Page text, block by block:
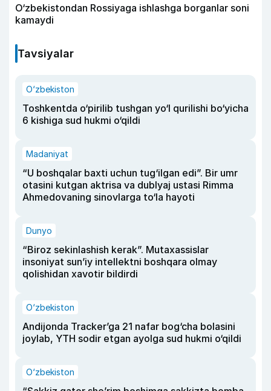
O‘zbekistondan Rossiyaga ishlashga borganlar soni
kamaydi
Tavsiyalar
O‘zbekiston
Toshkentda o‘pirilib tushgan yo‘l qurilishi bo‘yicha
6 kishiga sud hukmi o‘qildi
Madaniyat
“U boshqalar baxti uchun tug‘ilgan edi”. Bir umr
otasini kutgan aktrisa va dublyaj ustasi Rimma
Ahmedovaning sinovlarga to‘la hayoti
Dunyo
“Biroz sekinlashish kerak”. Mutaxassislar
insoniyat sun’iy intellektni boshqara olmay
qolishidan xavotir bildirdi
O‘zbekiston
Andijonda Tracker’ga 21 nafar bog‘cha bolasini
joylab, YTH sodir etgan ayolga sud hukmi o‘qildi
O‘zbekiston